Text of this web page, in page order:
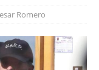
Romero